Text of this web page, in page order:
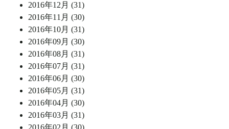
2016年12月 (31)
2016年11月 (30)
2016年10月 (31)
2016年09月 (30)
2016年08月 (31)
2016年07月 (31)
2016年06月 (30)
2016年05月 (31)
2016年04月 (30)
2016年03月 (31)
2016年02月 (30)